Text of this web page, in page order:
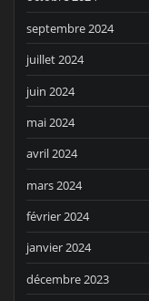
septembre 2024
juillet 2024
juin 2024
mai 2024
avril 2024
mars 2024
février 2024
janvier 2024
décembre 2023